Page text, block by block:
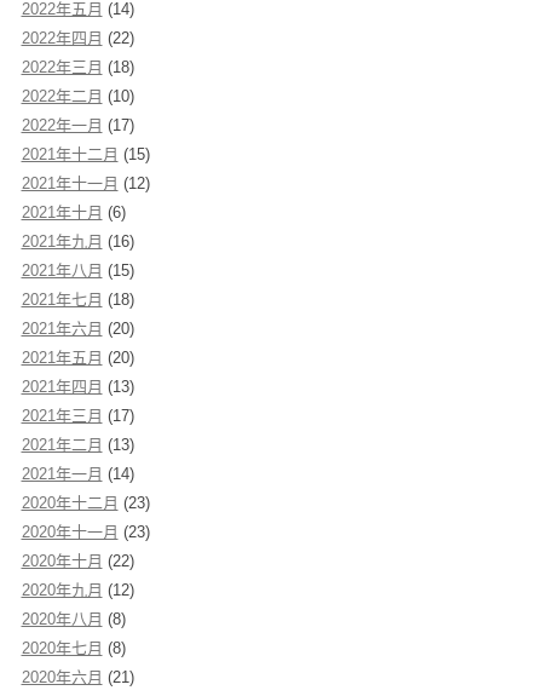
2022年五月 (14)
2022年四月 (22)
2022年三月 (18)
2022年二月 (10)
2022年一月 (17)
2021年十二月 (15)
2021年十一月 (12)
2021年十月 (6)
2021年九月 (16)
2021年八月 (15)
2021年七月 (18)
2021年六月 (20)
2021年五月 (20)
2021年四月 (13)
2021年三月 (17)
2021年二月 (13)
2021年一月 (14)
2020年十二月 (23)
2020年十一月 (23)
2020年十月 (22)
2020年九月 (12)
2020年八月 (8)
2020年七月 (8)
2020年六月 (21)